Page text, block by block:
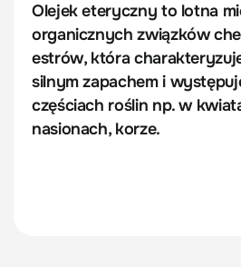
Olejek eteryczny to lotna
organicznych związków
estrów, która
silnym zapachem i
częściach roślin np. w
nasionach, korze.